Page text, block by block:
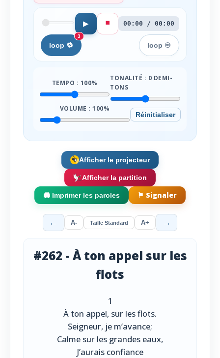
▶ ⏹️ 00:00 / 00:00
loop 🔁
3
loop ♾️
TEMPO : 100%
TONALITÉ : 0 DEMI-
TONS
VOLUME :100%
Réinitialiser
Afficher le projecteur
Afficher la partition
🖨️ Imprimer les paroles ⚑ Signaler
← A- Taille Standard A+ →
#262 - À ton appel sur les
flots
1
À ton appel, sur les flots.
Seigneur, je m’avance;
Calme sur les grandes eaux,
J’aurais confiance